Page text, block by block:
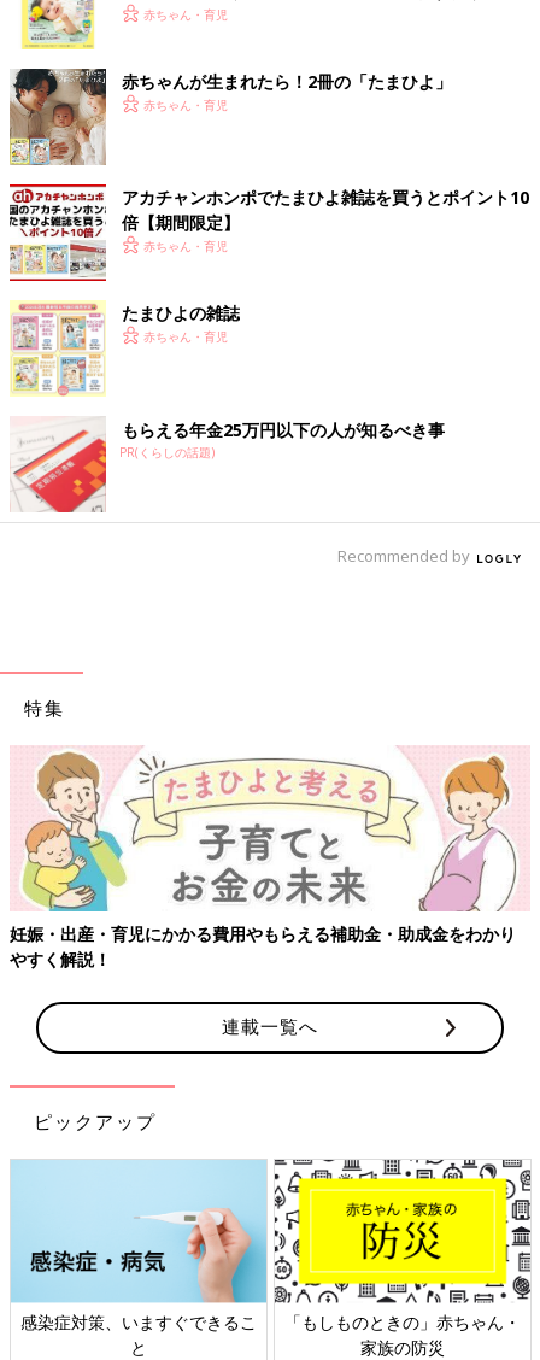
とを意識しましょう」と、ひろさん
「市販のお惣菜に罪悪感をもつ方もいるかもしれませんが、
なのは栄養バランスです。焼き魚や煮物、具だくさんのサラダな
ど様々な食材を組み合わせることを意識しましょう。
揚げ物料理は身体のことを考えると、新鮮な油を使用した揚げた
てをいただくのが1番ですが、家庭で揚げるのはやはり手間も時
間もかかって大変です。時間が経った揚げ物は油が酸化してしま
い、消化しにくく胃がもたれの要因になることもある<ので、揚
しみましょう」（管理栄養士 ひろさん）
揚げ物は電子レンジで温めるとシナッとなるし、オーブントース
ターで温めると表面が硬くなりがち。
そこで管理栄養士のひろさんに、揚げ物を自宅でカリっと温める
コツと、お惣菜の焼き鳥を使った栄養満点アレンジレシピを教え
てもらいました。
一番簡単な温め方です。
で無しが正解。さらにキッチンペーパーが余分な油を吸いとって
くれます。
さらに一工夫で、オーブントースターでカラッと仕上げる
①上記と同じように電子レンジ600wで30秒～1分加熱。
②オーブントースター、または魚焼きグリルで軽く焼く。
カラッとした揚げ物のおいしさが復活
オーブントースターで焼く際は、事前に庫内を温めてから、
くし
ゃくしゃにしたアルミホイルの上に乗せて焼くと、洗い物も減ら
焼き鳥をレンジで簡単にアレンジ！ 子どもが喜ぶ
「ふんわり焼き鳥丼」
く！ おっぱい・ミルクの基本と夏のトラブル 解決テ
赤ちゃん・育児
赤ちゃんが生まれたら！2冊の「たまひよ」
赤ちゃん・育児
アカチャンホンポでたまひよ雑誌を買うとポイント10
倍【期間限定】
赤ちゃん・育児
たまひよの雑誌
赤ちゃん・育児
もらえる年金25万円以下の人が知るべき事
PR(くらしの話題)
Recommended by
特集
妊娠・出産・育児にかかる費用やもらえる補助金・助成金をわかり
やすく解説！
連載一覧へ
ピックアップ
感染症対策、いますぐできるこ
と
「もしものときの」赤ちゃん・
家族の防災